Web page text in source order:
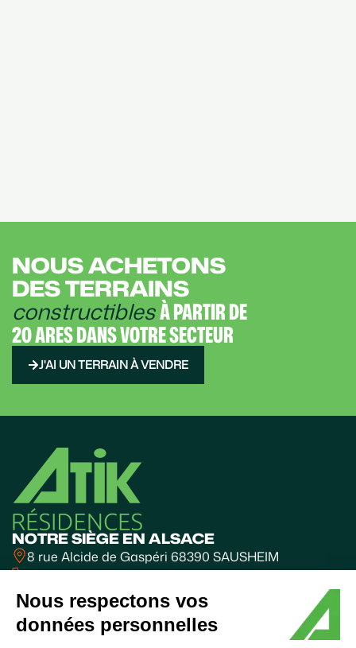
Nous respectons vos
données personnelles
NOUS ACHETONS
DES TERRAINS
constructiblesÀ PARTIR DE
20 ARES DANS VOTRE SECTEUR
J'AI UN TERRAIN À VENDRE
NOTRE SIÈGE EN ALSACE
8 rue Alcide de Gaspéri 68390 SAUSHEIM
03 89 31 10 31
BUREAUX FRANCHE-COMTÉ
Valparc - BESANÇON
06 60 63 85 70